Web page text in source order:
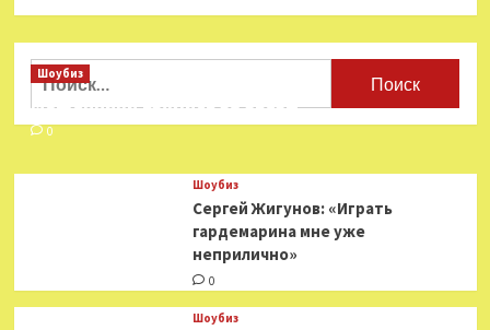
РГДБ
на
создание
стиля
Литературы
Найти:
Шоубиз
Мошенники взялись за звезд
0
Шоубиз
Сергей Жигунов: «Играть
гардемарина мне уже
неприлично»
0
Шоубиз